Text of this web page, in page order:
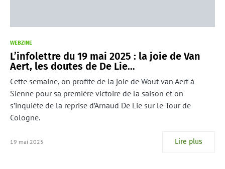
WEBZINE
L’infolettre du 19 mai 2025 : la joie de Van
Aert, les doutes de De Lie…
Cette semaine, on profite de la joie de Wout van Aert à
Sienne pour sa première victoire de la saison et on
s’inquiète de la reprise d’Arnaud De Lie sur le Tour de
Cologne.
19 mai 2025 Lire plus